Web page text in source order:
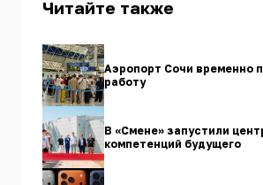
Читайте также
Аэропорт Сочи временно
работу
В «Смене» запустили
компетенций будущего